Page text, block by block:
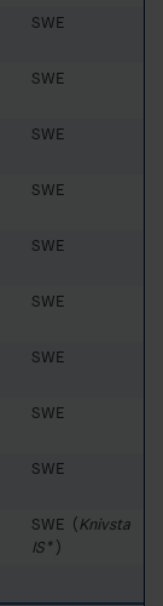
SWE
SWE
SWE
SWE
SWE
SWE
SWE
SWE
SWE
SWE (Knivsta
IS*)